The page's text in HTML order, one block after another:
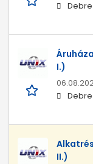
I.)
II.)